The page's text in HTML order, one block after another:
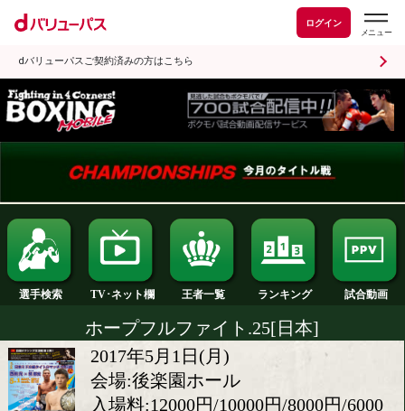
ログイン
dバリューパスご契約済みの方はこちら
選手検索 TV･ネット欄 王者一覧 ランキング
ホープフルファイト.25[日本]